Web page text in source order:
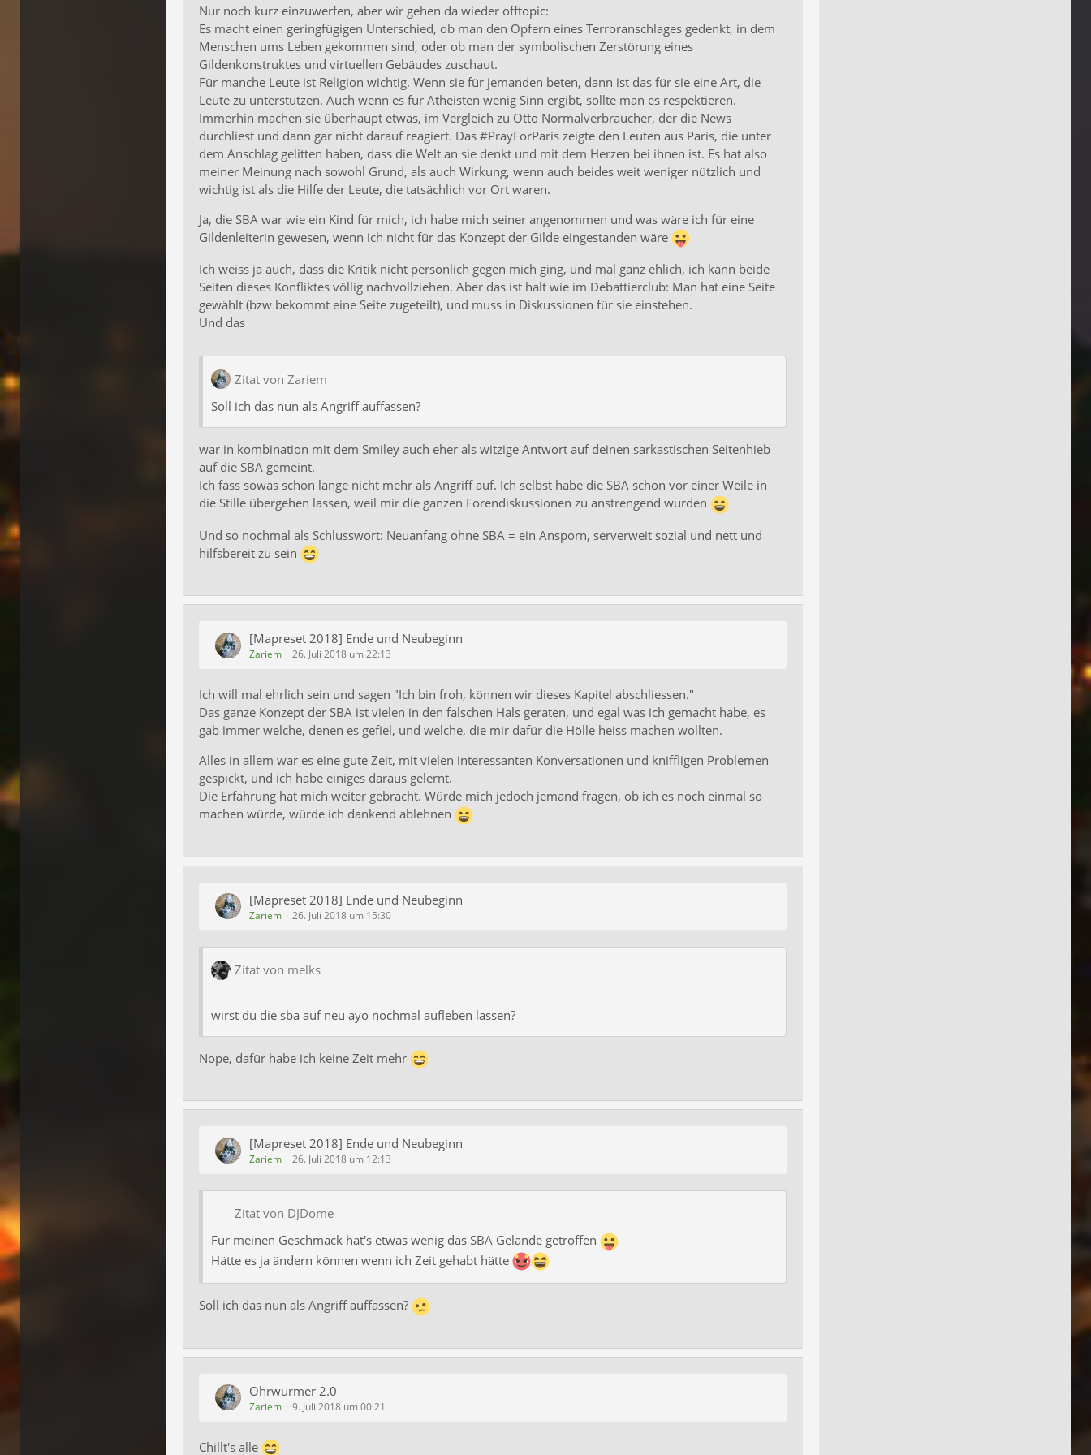
Nur noch kurz einzuwerfen, aber wir gehen da wieder offtopic:
Es macht einen geringfügigen Unterschied, ob man den Opfern eines Terroranschlages gedenkt, in dem
Menschen ums Leben gekommen sind, oder ob man der symbolischen Zerstörung eines
Gildenkonstruktes und virtuellen Gebäudes zuschaut.
Für manche Leute ist Religion wichtig. Wenn sie für jemanden beten, dann ist das für sie eine Art, die
Leute zu unterstützen. Auch wenn es für Atheisten wenig Sinn ergibt, sollte man es respektieren.
Immerhin machen sie überhaupt etwas, im Vergleich zu Otto Normalverbraucher, der die News
durchliest und dann gar nicht darauf reagiert. Das #PrayForParis zeigte den Leuten aus Paris, die unter
dem Anschlag gelitten haben, dass die Welt an sie denkt und mit dem Herzen bei ihnen ist. Es hat also
meiner Meinung nach sowohl Grund, als auch Wirkung, wenn auch beides weit weniger nützlich und
wichtig ist als die Hilfe der Leute, die tatsächlich vor Ort waren.
Ja, die SBA war wie ein Kind für mich, ich habe mich seiner angenommen und was wäre ich für eine
Gildenleiterin gewesen, wenn ich nicht für das Konzept der Gilde eingestanden wäre
Ich weiss ja auch, dass die Kritik nicht persönlich gegen mich ging, und mal ganz ehlich, ich kann beide
Seiten dieses Konfliktes völlig nachvollziehen. Aber das ist halt wie im Debattierclub: Man hat eine Seite
gewählt (bzw bekommt eine Seite zugeteilt), und muss in Diskussionen für sie einstehen.
Und das
Zitat von Zariem
Soll ich das nun als Angriff auffassen?
war in kombination mit dem Smiley auch eher als witzige Antwort auf deinen sarkastischen Seitenhieb
auf die SBA gemeint.
Ich fass sowas schon lange nicht mehr als Angriff auf. Ich selbst habe die SBA schon vor einer Weile in
die Stille übergehen lassen, weil mir die ganzen Forendiskussionen zu anstrengend wurden
Und so nochmal als Schlusswort: Neuanfang ohne SBA = ein Ansporn, serverweit sozial und nett und
hilfsbereit zu sein
[Mapreset 2018] Ende und Neubeginn
Zariem 26. Juli 2018 um 22:13
Ich will mal ehrlich sein und sagen "Ich bin froh, können wir dieses Kapitel abschliessen."
Das ganze Konzept der SBA ist vielen in den falschen Hals geraten, und egal was ich gemacht habe, es
gab immer welche, denen es gefiel, und welche, die mir dafür die Hölle heiss machen wollten.
Alles in allem war es eine gute Zeit, mit vielen interessanten Konversationen und kniffligen Problemen
gespickt, und ich habe einiges daraus gelernt.
Die Erfahrung hat mich weiter gebracht. Würde mich jedoch jemand fragen, ob ich es noch einmal so
machen würde, würde ich dankend ablehnen
[Mapreset 2018] Ende und Neubeginn
Zariem 26. Juli 2018 um 15:30
Zitat von melks
wirst du die sba auf neu ayo nochmal aufleben lassen?
Nope, dafür habe ich keine Zeit mehr
[Mapreset 2018] Ende und Neubeginn
Zariem 26. Juli 2018 um 12:13
Zitat von DJDome
Für meinen Geschmack hat's etwas wenig das SBA Gelände getroffen
Hätte es ja ändern können wenn ich Zeit gehabt hätte
Soll ich das nun als Angriff auffassen?
Ohrwürmer 2.0
Zariem 9. Juli 2018 um 00:21
Chillt's alle